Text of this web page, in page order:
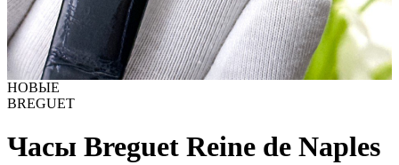
НОВЫЕ
BREGUET
Часы Breguet Reine de Naples